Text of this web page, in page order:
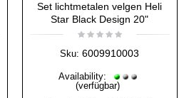
Set lichtmetalen velgen Heli
Star Black Design 20"
Sku: 6009910003
Availability:
(verfügbar)